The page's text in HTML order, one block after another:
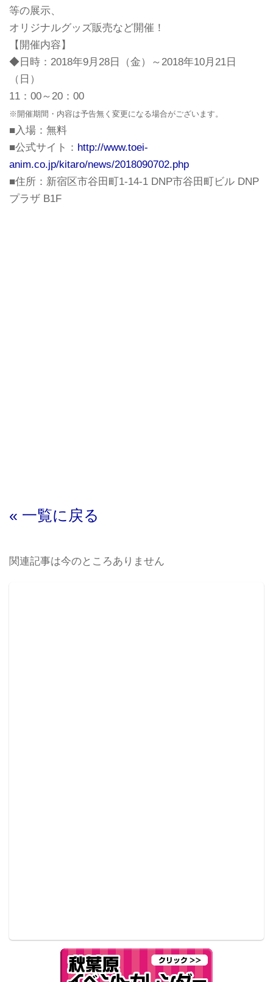
等の展示、
オリジナルグッズ販売など開催！
【開催内容】
◆日時：2018年9月28日（金）～2018年10月21日
（日）
11：00～20：00
※開催期間・内容は予告無く変更になる場合がございます。
■入場：無料
■公式サイト： http://www.toei-
anim.co.jp/kitaro/news/2018090702.php
■住所：新宿区市谷田町1-14-1 DNP市谷田町ビル DNP
プラザ B1F
« 一覧に戻る
関連記事は今のところありません